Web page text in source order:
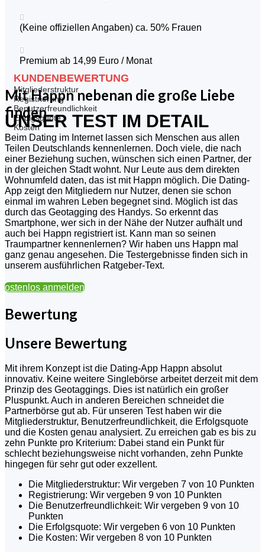

(Keine offiziellen Angaben) ca. 50% Frauen

Premium ab 14,99 Euro / Monat
KUNDENBEWERTUNG
Mitgliederstruktur
Registrierung
Benutzerfreundlichkeit
Erfolgsquote
Kosten
UNSER TEST IM DETAIL
Mit Happn nebenan die große Liebe
finden
Beim Dating im Internet lassen sich Menschen aus allen
Teilen Deutschlands kennenlernen. Doch viele, die nach
einer Beziehung suchen, wünschen sich einen Partner, der
in der gleichen Stadt wohnt. Nur Leute aus dem direkten
Wohnumfeld daten, das ist mit Happn möglich. Die Dating-
App zeigt den Mitgliedern nur Nutzer, denen sie schon
einmal im wahren Leben begegnet sind. Möglich ist das
durch das Geotagging des Handys. So erkennt das
Smartphone, wer sich in der Nähe der Nutzer aufhält und
auch bei Happn registriert ist. Kann man so seinen
Traumpartner kennenlernen? Wir haben uns Happn mal
ganz genau angesehen. Die Testergebnisse finden sich in
unserem ausführlichen Ratgeber-Text.
anmelden
Bewertung
Unsere Bewertung
Mit ihrem Konzept ist die Dating-App Happn absolut
innovativ. Keine weitere Singlebörse arbeitet derzeit mit dem
Prinzip des Geotaggings. Dies ist natürlich ein großer
Pluspunkt. Auch in anderen Bereichen schneidet die
Partnerbörse gut ab. Für unseren Test haben wir die
Mitgliederstruktur, Benutzerfreundlichkeit, die Erfolgsquote
und die Kosten genau analysiert. Zu erreichen gab es bis zu
zehn Punkte pro Kriterium: Dabei stand ein Punkt für
schlecht beziehungsweise nicht vorhanden, zehn Punkte
hingegen für sehr gut oder exzellent.
Die Mitgliederstruktur: Wir vergeben 7 von 10 Punkten
Registrierung: Wir vergeben 9 von 10 Punkten
Die Benutzerfreundlichkeit: Wir vergeben 9 von 10
Punkten
Die Erfolgsquote: Wir vergeben 6 von 10 Punkten
Die Kosten: Wir vergeben 8 von 10 Punkten